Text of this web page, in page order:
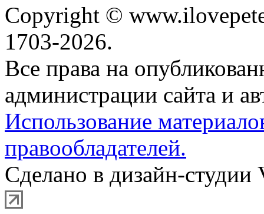
Copyright ©
1703-2026.
Все права на
администрации сайта и
Использование
правообладателей.
Сделано в дизайн-студии